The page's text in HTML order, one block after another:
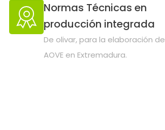
Normas Técnicas en
producción integrada
De olivar, para la elaboración de
AOVE en Extremadura.